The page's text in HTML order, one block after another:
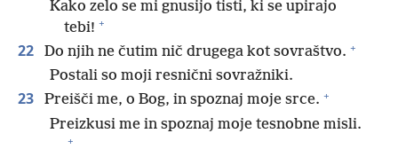
Kako zelo se mi gnusijo tisti, ki se upirajo
tebi! +
22 Do njih ne čutim nič drugega kot sovraštvo. +
Postali so moji resnični sovražniki.
23 Preišči me, o Bog, in spoznaj moje srce. +
Preizkusi me in spoznaj moje tesnobne misli.
+